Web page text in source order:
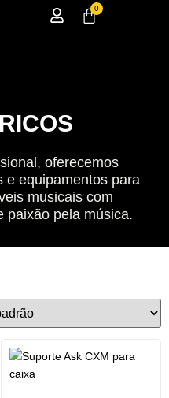
0
oferecemos
e equipamentos para
musicais com
paixão pela música.